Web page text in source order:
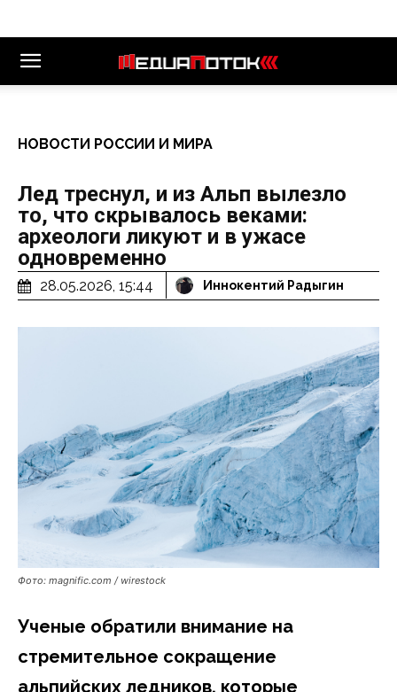
НОВОСТИ РОССИИ И МИРА
Лед треснул, и из Альп вылезло
то, что скрывалось веками:
археологи ликуют и в ужасе
одновременно
28.05.2026, 15:44 Иннокентий Радыгин
Фото: magnific.com / wirestock
Ученые обратили внимание на
стремительное сокращение
альпийских ледников, которые